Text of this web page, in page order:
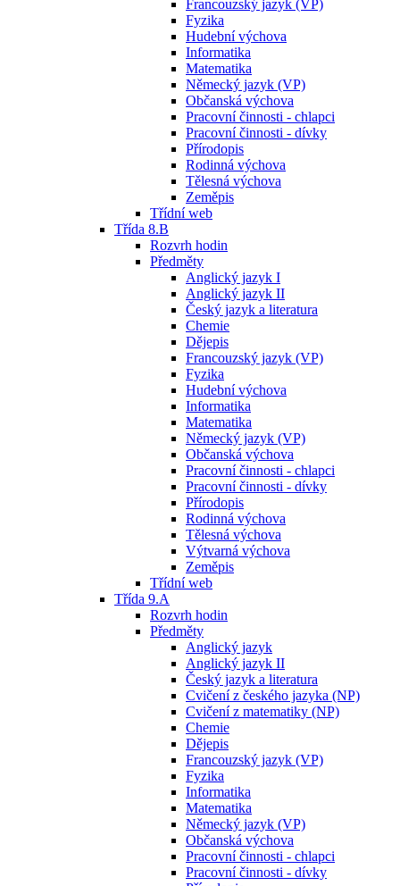
Francouzský jazyk (VP)
Fyzika
Hudební výchova
Informatika
Matematika
Německý jazyk (VP)
Občanská výchova
Pracovní činnosti - chlapci
Pracovní činnosti - dívky
Přírodopis
Rodinná výchova
Tělesná výchova
Zeměpis
Třídní web
Třída 8.B
Rozvrh hodin
Předměty
Anglický jazyk I
Anglický jazyk II
Český jazyk a literatura
Chemie
Dějepis
Francouzský jazyk (VP)
Fyzika
Hudební výchova
Informatika
Matematika
Německý jazyk (VP)
Občanská výchova
Pracovní činnosti - chlapci
Pracovní činnosti - dívky
Přírodopis
Rodinná výchova
Tělesná výchova
Výtvarná výchova
Zeměpis
Třídní web
Třída 9.A
Rozvrh hodin
Předměty
Anglický jazyk
Anglický jazyk II
Český jazyk a literatura
Cvičení z českého jazyka (NP)
Cvičení z matematiky (NP)
Chemie
Dějepis
Francouzský jazyk (VP)
Fyzika
Informatika
Matematika
Německý jazyk (VP)
Občanská výchova
Pracovní činnosti - chlapci
Pracovní činnosti - dívky